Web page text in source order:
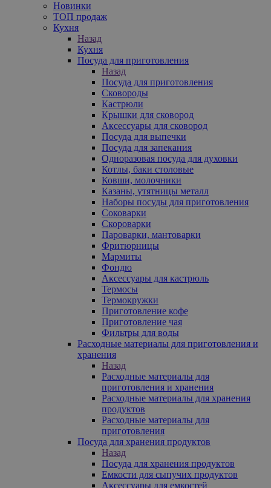
Новинки
ТОП продаж
Кухня
Назад
Кухня
Посуда для приготовления
Назад
Посуда для приготовления
Сковороды
Кастрюли
Крышки для сковород
Аксессуары для сковород
Посуда для выпечки
Посуда для запекания
Одноразовая посуда для духовки
Котлы, баки столовые
Ковши, молочники
Казаны, утятницы металл
Наборы посуды для приготовления
Соковарки
Скороварки
Пароварки, мантоварки
Фритюрницы
Мармиты
Фондю
Аксессуары для кастрюль
Термосы
Термокружки
Приготовление кофе
Приготовление чая
Фильтры для воды
Расходные материалы для приготовления и
хранения
Назад
Расходные материалы для
приготовления и хранения
Расходные материалы для хранения
продуктов
Расходные материалы для
приготовления
Посуда для хранения продуктов
Назад
Посуда для хранения продуктов
Емкости для сыпучих продуктов
Аксессуары для емкостей